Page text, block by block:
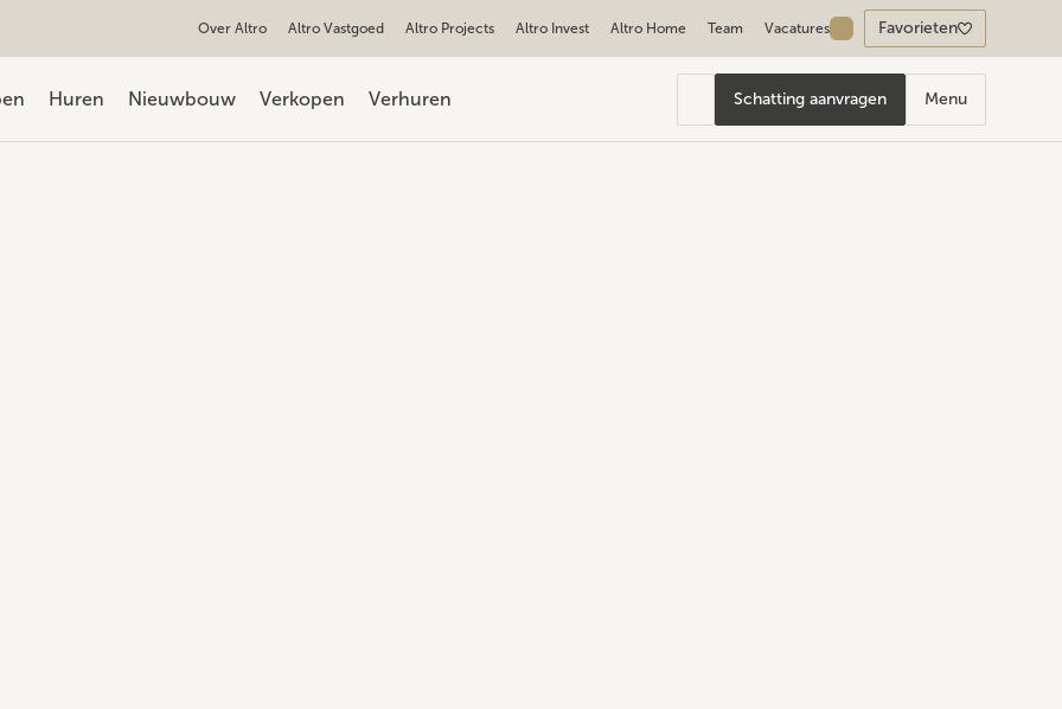
Over Altro Altro Vastgoed Altro Projects Altro Invest Altro Home Team Vacatures Favorieten
Huren Nieuwbouw Verkopen Verhuren Schatting aanvragen Menu